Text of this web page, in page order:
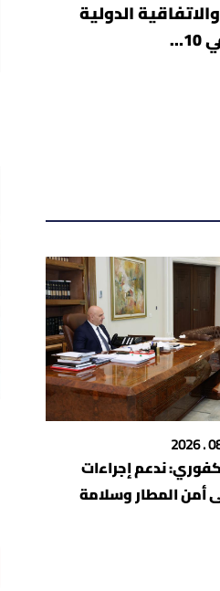
هذه الخطوة ليست مجرد قرار توظيف، بل بداية لتطبيق كامل أحكام القانون 220/2000 والاتفاقية الدولية
ندعم إجراءات
أمن المطار وسلامة